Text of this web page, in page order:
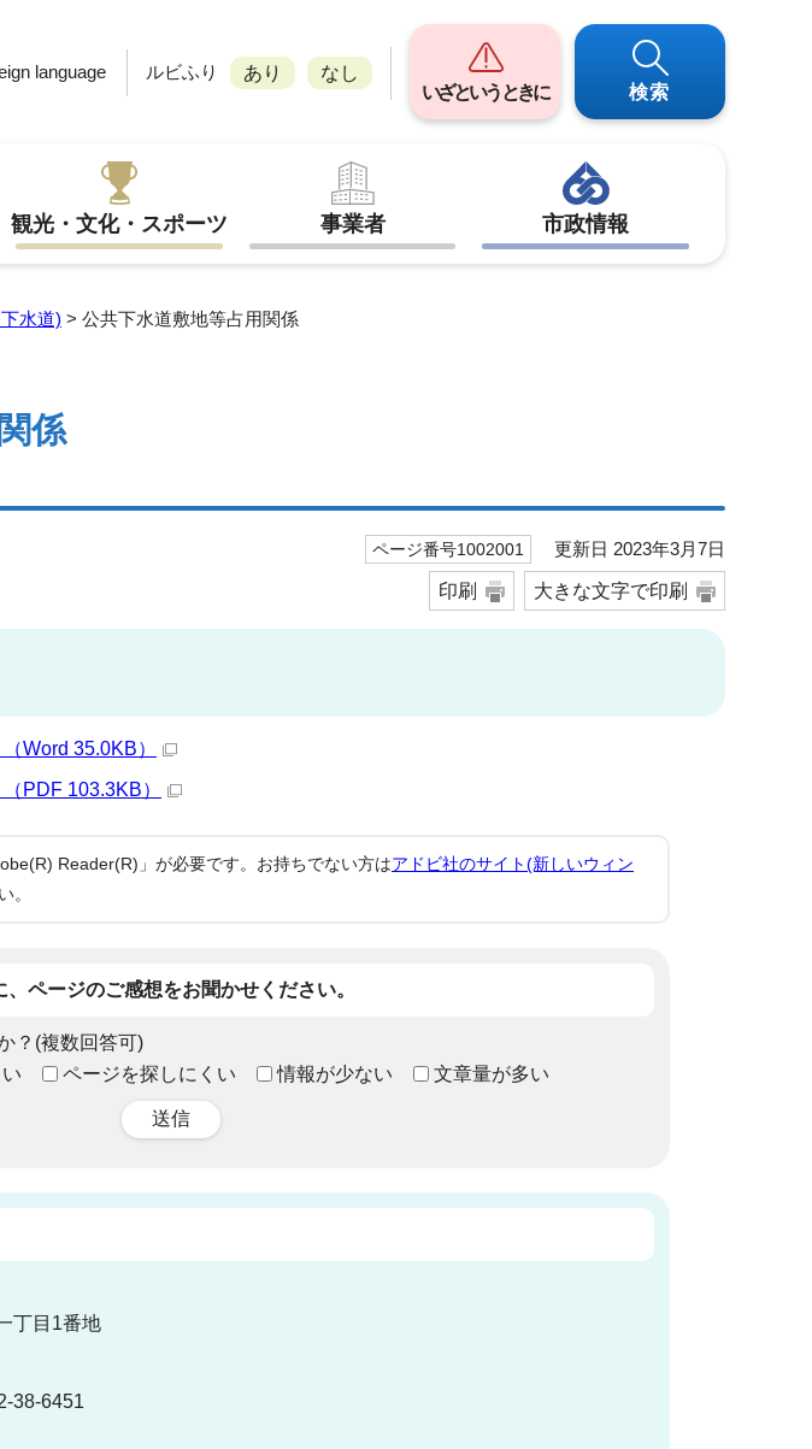
language ルビふり あり
なし
いざというときに
検索
観光・文化・スポーツ 事業者 市政情報
水道) > 公共下水道敷地等占用関係
係
ページ番号1002001 更新日 2023年3月7日
印刷 大きな文字で印刷
Word 35.0KB）
PDF 103.3KB）
Reader(R)」が必要です。お持ちでない方はアドビ社のサイト(新しいウィン
。
ページのご感想をお聞かせください。
？(複数回答可)
ページを探しにくい 情報が少ない 文章量が多い
送信
丁目1番地
38-6451